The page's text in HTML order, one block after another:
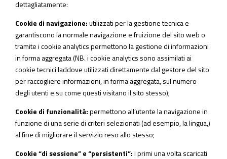
dettagliatamente:
Cookie di navigazione:utilizzati per la gestione tecnica e
garantiscono la normale navigazione e fruizione del sito web o
tramite i cookie analytics permettono la gestione di informazioni
in forma aggregata (NB. icookie analytics sono assimilati ai
cookie tecnici laddove utilizzati direttamente dal gestore del sito
per raccogliere informazioni, in forma aggregata, sul numero
degli utenti e su come questi visitano il sito stesso);
Cookie di funzionalità:permettono all’utente la navigazione in
funzione di una serie di criteri selezionati (ad esempio, la lingua,)
al fine di migliorare il servizio reso allo stesso;
Cookie “di sessione” e “persistenti”:i primi una volta scaricati